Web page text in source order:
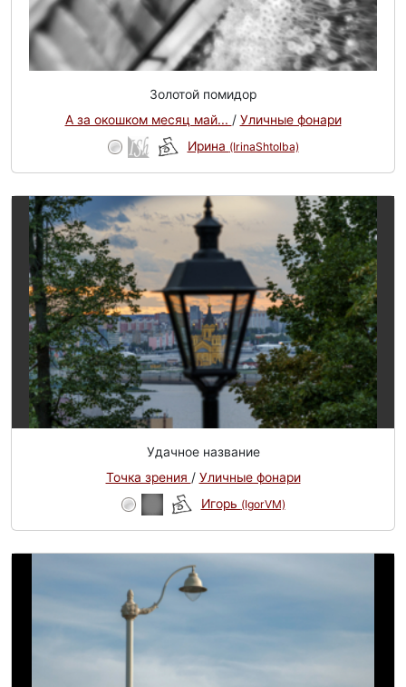
Золотой помидор
А за окошком месяц май... / Уличные фонари
Ирина (IrinaShtolba)
Удачное название
Точка зрения / Уличные фонари
Игорь (IgorVM)